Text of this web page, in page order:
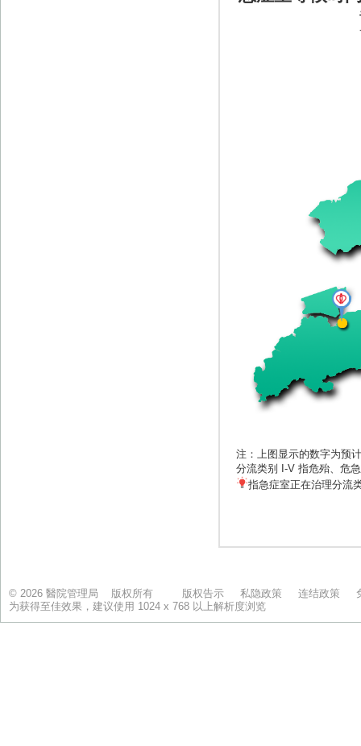
© 2026 醫院管理局 版权所有 版权告示 私隐政策 连结政策
为获得至佳效果，建议使用 1024 x 768 以上解析度浏览